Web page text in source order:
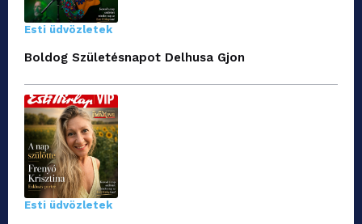
Esti üdvözletek
Boldog Születésnapot Delhusa Gjon
Esti üdvözletek